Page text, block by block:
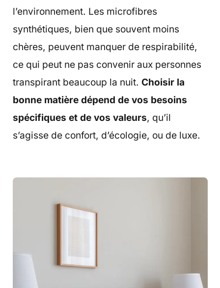
l’environnement. Les microfibres
synthétiques, bien que souvent moins
chères, peuvent manquer de respirabilité,
ce qui peut ne pas convenir aux personnes
transpirant beaucoup la nuit. Choisir la
bonne matière dépend de vos besoins
spécifiques et de vos valeurs, qu’il
s’agisse de confort, d’écologie, ou de luxe.